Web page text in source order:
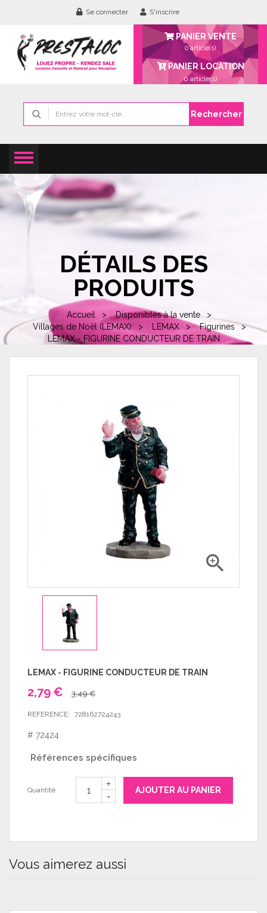
Se connecter S'inscrire
PANIER VENTE
0 article(s)
PANIER LOCATION
0 article(s)
Rechercher
DÉTAILS DES
PRODUITS
Accueil
Disponibles à la vente
Villages de Noël (LEMAX)
LEMAX
Figurines
LEMAX - FIGURINE CONDUCTEUR DE TRAIN

LEMAX - FIGURINE CONDUCTEUR DE TRAIN
2,79 € 3,49 €
REFERENCE: 728162724243
# 72424
Références spécifiques
Quantité AJOUTER AU PANIER
Vous aimerez aussi